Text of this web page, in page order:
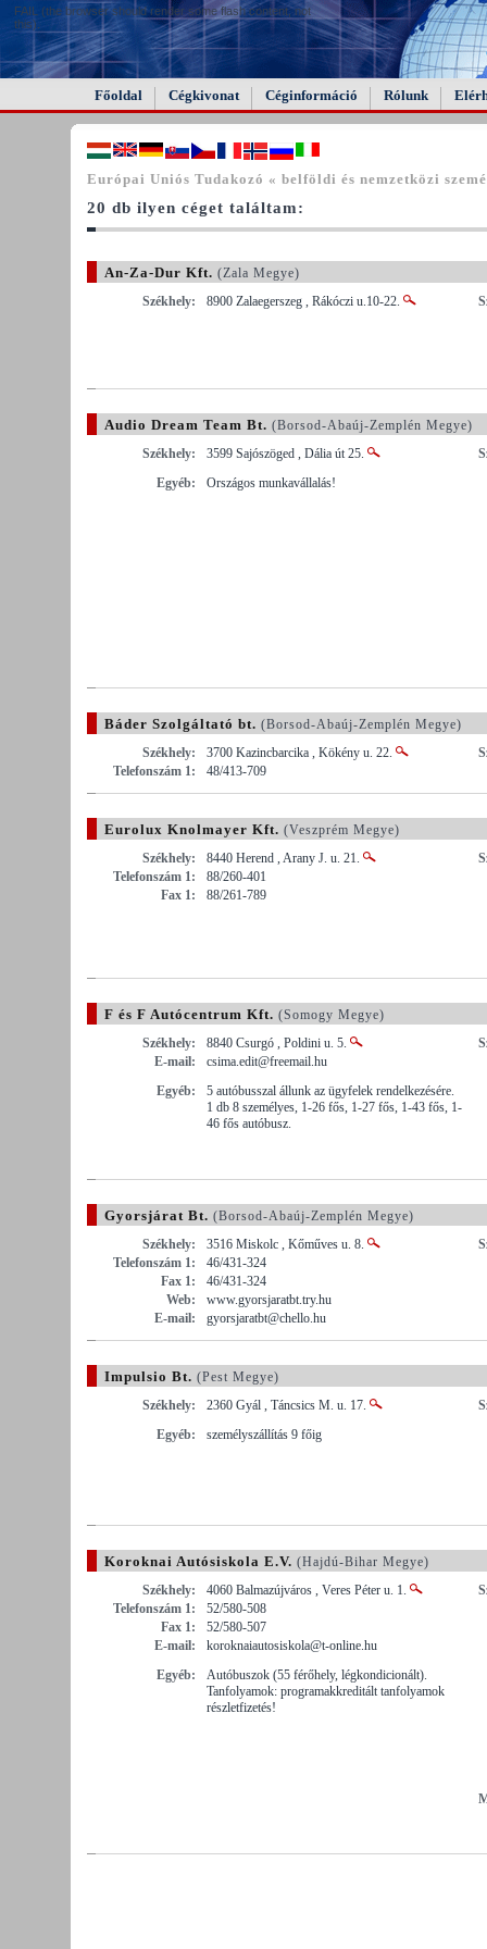
FAIL (the browser should render some flash content, not
this).
Főoldal Cégkivonat Céginformáció Rólunk
Európai Uniós Tudakozó « belföldi és nemzetközi
20 db ilyen céget találtam:
An-Za-Dur Kft. (Zala Megye)
Székhely:
8900 Zalaegerszeg , Rákóczi u.10-22.
Audio Dream Team Bt. (Borsod-Abaúj-Zemplén Megye)
Székhely:
3599 Sajószöged , Dália út 25.
Egyéb:
Országos munkavállalás!
Báder Szolgáltató bt. (Borsod-Abaúj-Zemplén Megye)
Székhely:
3700 Kazincbarcika , Kökény u. 22.
Telefonszám 1:
48/413-709
Eurolux Knolmayer Kft. (Veszprém Megye)
Székhely:
8440 Herend , Arany J. u. 21.
Telefonszám 1:
88/260-401
Fax 1:
88/261-789
F és F Autócentrum Kft. (Somogy Megye)
Székhely:
8840 Csurgó , Poldini u. 5.
E-mail:
csima.edit@freemail.hu
Egyéb:
5 autóbusszal állunk az ügyfelek rendelkezésére.
1 db 8 személyes, 1-26 fős, 1-27 fős, 1-43 fős, 1-
46 fős autóbusz.
Gyorsjárat Bt. (Borsod-Abaúj-Zemplén Megye)
Székhely:
3516 Miskolc , Kőműves u. 8.
Telefonszám 1:
46/431-324
Fax 1:
46/431-324
Web:
www.gyorsjaratbt.try.hu
E-mail:
gyorsjaratbt@chello.hu
Impulsio Bt. (Pest Megye)
Székhely:
2360 Gyál , Táncsics M. u. 17.
Egyéb:
személyszállítás 9 főig
Koroknai Autósiskola E.V. (Hajdú-Bihar Megye)
Székhely:
4060 Balmazújváros , Veres Péter u. 1.
Telefonszám 1:
52/580-508
Fax 1:
52/580-507
E-mail:
koroknaiautosiskola@t-online.hu
Egyéb:
Autóbuszok (55 férőhely, légkondicionált).
Tanfolyamok: programakkreditált tanfolyamok
részletfizetés!